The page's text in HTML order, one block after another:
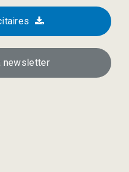
newsletter